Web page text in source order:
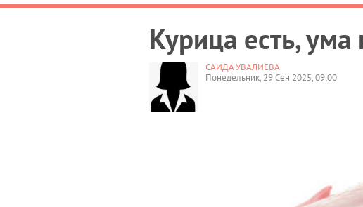
Курица есть, ума
САИДА УВАЛИЕВА
Понедельник, 29 Сен 2025, 09:00